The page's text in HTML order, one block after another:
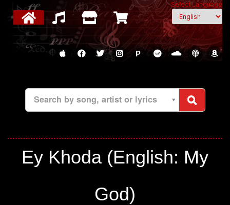
Select Language
P
Search by song, artist or lyrics
Ey Khoda (English: My
God)